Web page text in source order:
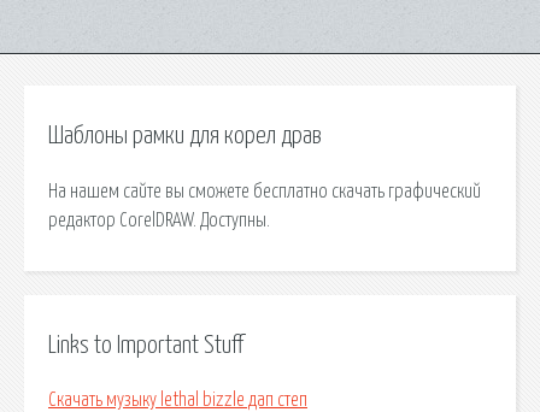
Шаблоны рамки для корел драв
На нашем сайте вы сможете бесплатно скачать графический
редактор CorelDRAW. Доступны.
Links to Important Stuff
Скачать музыку lethal bizzle дап степ